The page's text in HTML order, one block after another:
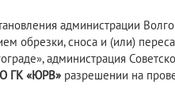
администрации
обрезки, сноса и (или)
администрация
ГК«ЮРВ» разрешении на